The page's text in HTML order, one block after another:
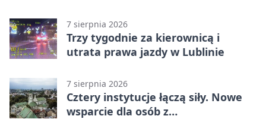
7 sierpnia 2026
Trzy tygodnie za kierownicą i
utrata prawa jazdy w Lublinie
7 sierpnia 2026
Cztery instytucje łączą siły. Nowe
wsparcie dla osób z